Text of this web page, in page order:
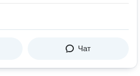
Чат